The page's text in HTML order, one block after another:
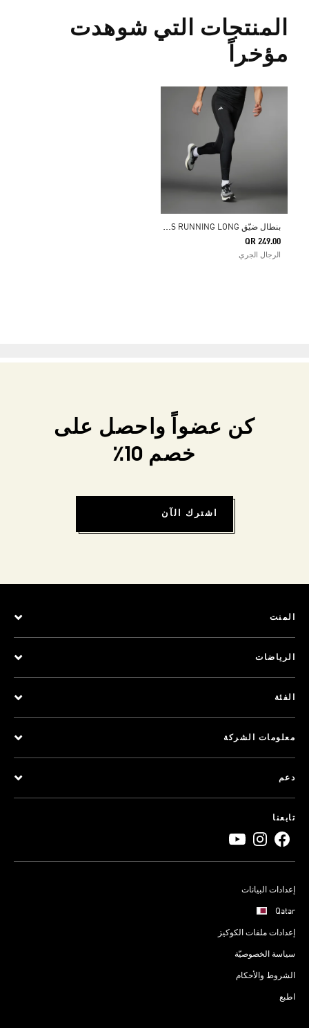
المنتجات التي شوهدت
مؤخراً
ب
نطال ضيّق ADIZERO ESSENTIALS RUNNING LONG
QR 249.00
الرجال الجري
كن عضواً واحصل على
خصم 10٪
اشترك الآن
المنت
الرياضات
الفئة
معلومات الشركة
دعم
تابعنا
إعدادات البيانات
Qatar
إعدادات ملفات الكوكيز
سياسة الخصوصيّة
الشروط والأحكام
اطبع